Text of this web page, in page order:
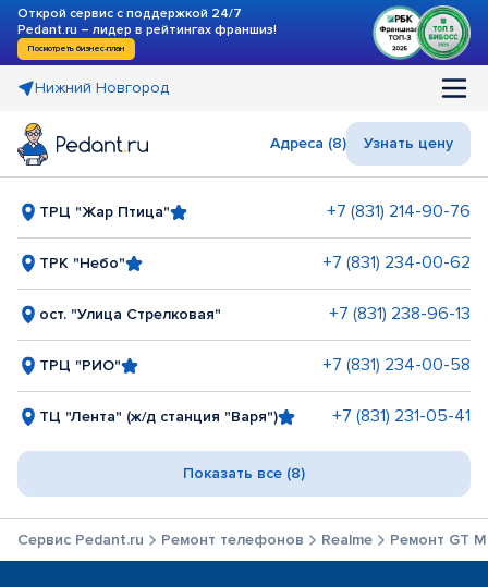
Открой сервис с поддержкой 24/7
Pedant.ru – лидер в рейтингах франшиз!
Посмотреть бизнес-план
Нижний Новгород
Адреса (8) Узнать цену
ТРЦ "Жар Птица" +7 (831) 214-90-76
ТРК "Небо" +7 (831) 234-00-62
ост. "Улица Стрелковая" +7 (831) 238-96-13
ТРЦ "РИО" +7 (831) 234-00-58
ТЦ "Лента" (ж/д станция "Варя") +7 (831) 231-05-41
Показать все (8)
Сервис Pedant.ru Ремонт телефонов Realme Ремонт GT